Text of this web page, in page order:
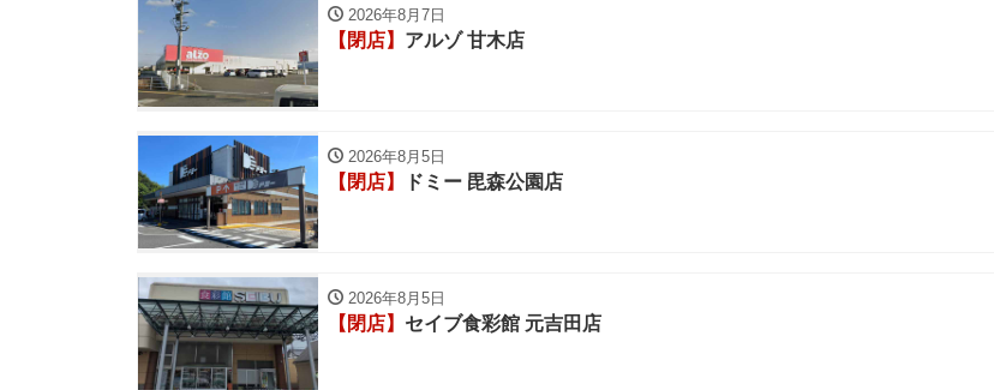
2026年8月7日
【閉店】 アルゾ 甘木店
2026年8月5日
【閉店】 ドミー 毘森公園店
2026年8月5日
【閉店】 セイブ食彩館 元吉田店